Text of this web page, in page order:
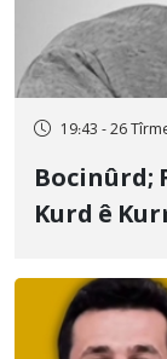
19:43 - 26
Bocinûrd;
Kurd ê